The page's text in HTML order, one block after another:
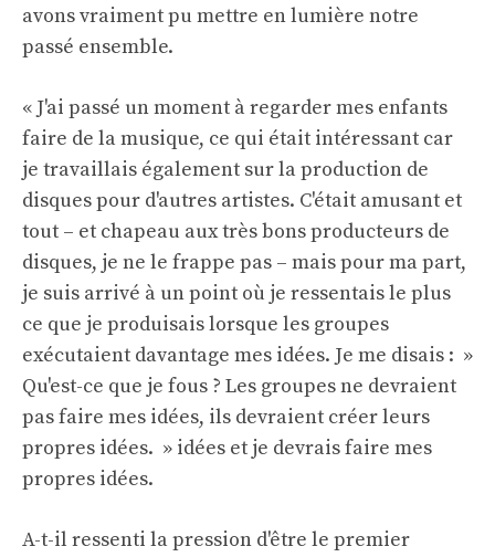
avons vraiment pu mettre en lumière notre
passé ensemble.
« J'ai passé un moment à regarder mes enfants
faire de la musique, ce qui était intéressant car
je travaillais également sur la production de
disques pour d'autres artistes. C'était amusant et
tout – et chapeau aux très bons producteurs de
disques, je ne le frappe pas – mais pour ma part,
je suis arrivé à un point où je ressentais le plus
ce que je produisais lorsque les groupes
exécutaient davantage mes idées. Je me disais : »
Qu'est-ce que je fous ? Les groupes ne devraient
pas faire mes idées, ils devraient créer leurs
propres idées. » idées et je devrais faire mes
propres idées.
A-t-il ressenti la pression d'être le premier